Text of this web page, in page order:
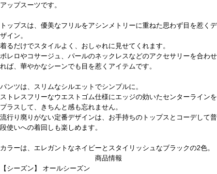
アップスーツです。
トップスは、優美なフリルをアシンメトリーに重ねた思わず目を惹くデ
ザイン。
着るだけでスタイルよく、おしゃれに見せてくれます。
ボレロやコサージュ、パールのネックレスなどのアクセサリーを合わせ
れば、華やかなシーンでも目を惹くアイテムです。
パンツは、スリムなシルエットでシンプルに。
ストレスフリーなウエストゴム仕様にエッジの効いたセンターラインを
プラスして、きちんと感も忘れません。
流行り廃りがない定番デザインは、お手持ちのトップスとコーデして普
段使いへの着回しも楽しめます。
カラーは、エレガントなネイビーとスタイリッシュなブラックの2色。
商品情報
【シーズン】 オールシーズン